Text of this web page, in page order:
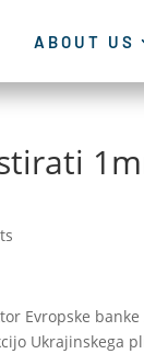
ABOUT US
Evropske banke
Ukrajinskega